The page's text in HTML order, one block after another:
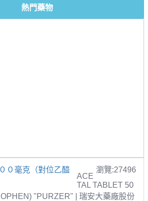
熱門藥物
０毫克（對位乙醯
瀏覽:27496
ACE
TAL TABLET 50
"PURZER" | 瑞安大藥廠股份